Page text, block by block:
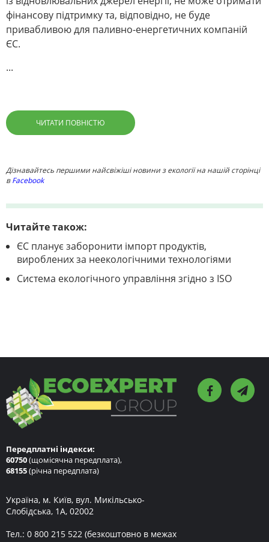
фінансову підтримку та, відповідно, не буде
привабливою для паливно-енергетичних компаній
ЄС.
...
ЧИТАТИ ПОВНІСТЮ
Дізнавайтесь першими найсвіжіші новини з екології на нашій сторінці
вFacebook
Читайте також:
ЄС планує заборонити імпорт продуктів,
вироблених за неекологічними технологіями
Система екологічного управління згідно з ISO
Передплатні індекси:
60750(щомісячна передплата),
68155(річна передплата)
Україна, м. Київ, вул. Микільсько-
Слобідська, 1А, 02002
Тел.: 0 800 215 522 (безкоштовно в межах